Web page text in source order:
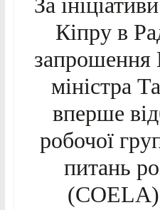
Кіпру в
запрошення
міністра
вперше
робочої
питань